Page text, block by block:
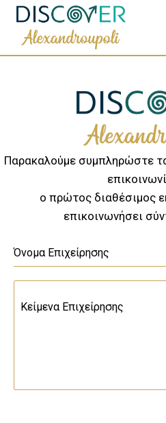
Παρακαλούμε συμπληρώστε
ο πρώτος διαθέσιμος
επικοινωνήσει
Όνομα Επιχείρησης
Κείμενα Επιχείρησης